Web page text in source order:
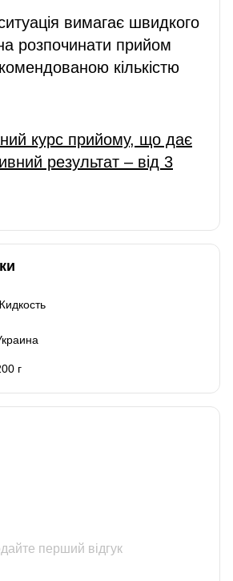
вимагає швидкого
розпочинати прийом
кількістю
курс прийому, що дає
результат – від 3
г
перший відгук